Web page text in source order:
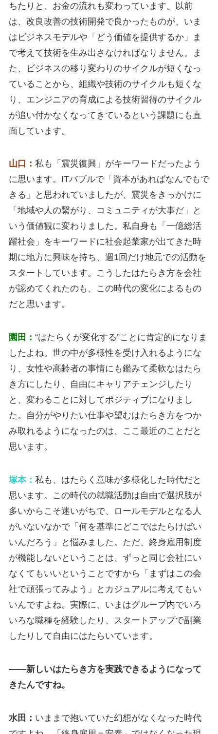
ちたりと、お金の流れも変わっています。以前
は、改良改善の技術開発で良かったものが、いま
はビジネスモデルや「どう価値を提供するか」ま
で考えて技術を生み出さなければなりません。ま
た、ビジネスの移り変わりのサイクルが短くなっ
ていることから、組織や技術のサイクルも短くな
り、エンジニアの育成による技術習得のサイクル
が追い付かなくなってきているという課題にも直
面しています。
山口： 私も「震災復興」がキーワードだったよう
に思います。ITバブルで「資本があればなんでもで
きる」と思われていましたが、震災をきっかけに
「地域や人の繫がり、コミュニティが大事だ」と
いう価値観に変わりました。私自身も「一億総活
躍社会」をキーワードに社会起業家が出てきた時
期に地方に興味を持ち、週1回だけ地元での活動を
スタートしています。こうしたはたらき方を会社
が認めてくれたのも、この時代の変化によるもの
だと思います。
園田： “はたらくが変化する”ことに肯定的になりま
したよね。世の中が多様性を受け入れるようにな
り、女性や高齢者の事情にも鑑みて柔軟なはたら
き方にしたり、自由にキャリアチェンジしたり
と、変わることに対してポジティブになりまし
た。自分がやりたい仕事や望むはたらき方をつか
み取れるようになったのは、ここ最近のことだと
思います。
塚本： 私も、はたらく意味が多様化した時代だと
思います。この時代の就職活動は自由で選択肢が
多いからこそ迷いがちで、ロールモデルとなる人
がいないなかで「何を基準にどこではたらけばい
いんだろう」と悩みました。ただ、終身雇用制度
が機能しないということは、ずっと同じ会社にい
なくてもいいということですから「まずはこの会
社で頑張ってみよう」とカジュアルに考えてもい
いんですよね。実際に、いまはグループ内でいろ
いろな職種を経験したり、スタートアップで副業
したりして自由にはたらいています。
――新しいはたらき方を実践できるようになって
きたんですね。
水田： いままで抱いていた幻想がなくなった時代